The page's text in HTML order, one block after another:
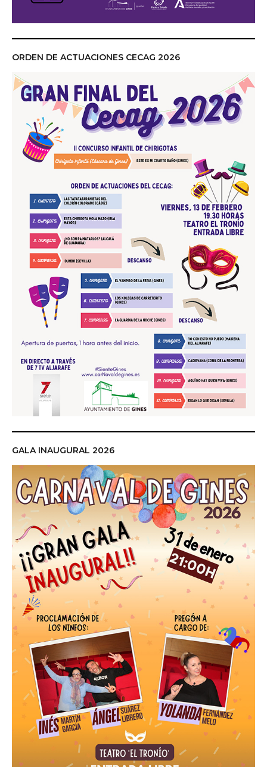
ORDEN DE ACTUACIONES CECAG 2026
GALA INAUGURAL 2026